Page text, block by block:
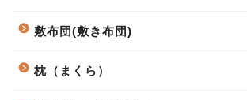
敷布団(敷き布団)
枕（まくら）